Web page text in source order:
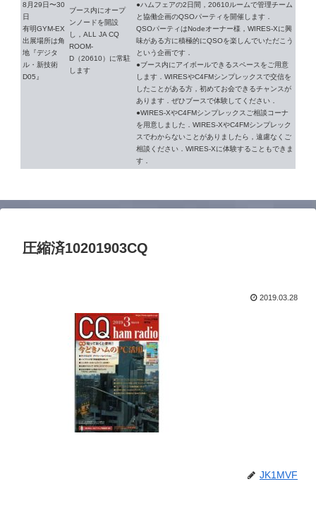
8月29日〜30
日
有明GYM-EX
出展場所は角
地『デジタ
ル・新技術
D05』
ブース内にオープ
ンノードを開設
し，ALL JA CQ
ROOM-
D（20610）に常駐
します
●ハムフェアの2日間，20610ルームで管理チーム
と協働企画のQSOパーティを開催します．
QSOパーティはNodeオーナー様，WIRES-Xに興
味がある方に積極的にQSOを楽しんでいただこう
という企画です．
●ブース内にアイボールできるスペースをご用意
します．WIRESやC4FMシンプレックスで交信を
したことがある方，初めてお会できるチャンスが
あります．ぜひブースで体験してください．
●WIRES-XやC4FMシンプレックスご相談コーナ
を用意しました．WIRES-XやC4FMシンプレック
スでわからないことがありましたら，遠慮なくご
相談ください．WIRES-Xに体験することもできま
す．
圧縮済10201903CQ
2019.03.28
JK1MVF